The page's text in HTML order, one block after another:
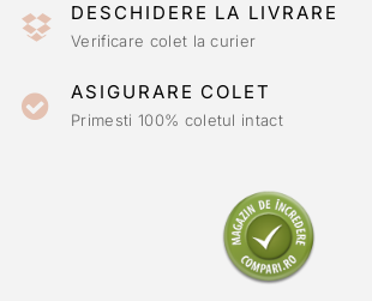
DESCHIDERE LA LIVRARE
Verificare colet la curier
ASIGURARE COLET
Primesti 100% coletul intact